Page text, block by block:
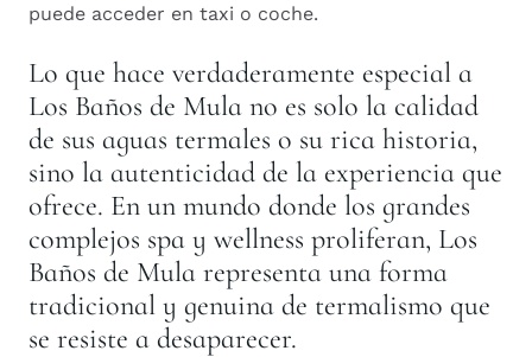
puede acceder en taxi o coche.
Lo que hace verdaderamente especial a
Los Baños de Mula no es solo la calidad
de sus aguas termales o su rica historia,
sino la autenticidad de la experiencia que
ofrece. En un mundo donde los grandes
complejos spa y wellness proliferan, Los
Baños de Mula representa una forma
tradicional y genuina de termalismo que
se resiste a desaparecer.